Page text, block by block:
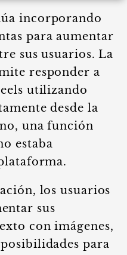
incorporando
para aumentar
sus usuarios. La
responder a
utilizando
desde la
una función
estaba
los usuarios
sus
con imágenes,
para